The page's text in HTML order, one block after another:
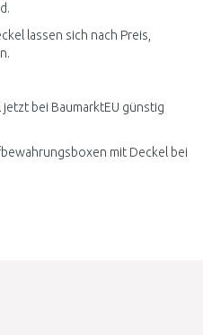
lassen sich nach Preis,
bei BaumarktEU günstig
mit Deckel bei